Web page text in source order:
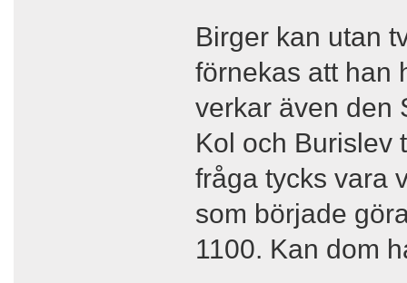
Birger kan utan
förnekas att han
verkar även den
Kol och Burislev
fråga tycks vara
som började
1100. Kan dom